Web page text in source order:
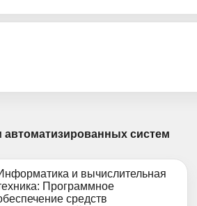
автоматизированных систем
и вычислительная
Программное
средств